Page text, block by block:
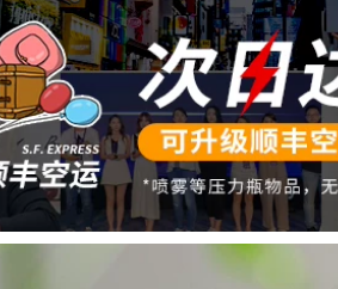
đến Dark Circles
Mắt Túi khô Chính
thức Authentic kem
mat ahc
556,000
Mặt nạ axit thủy tinh
dưỡng ẩm Tinh chất
dưỡng ẩm Chất lỏng
chống nhăn Dark
Fine Line Cải thiện
Dark chính hãng
mặt nạ nhau thai
cừu hàn quốc